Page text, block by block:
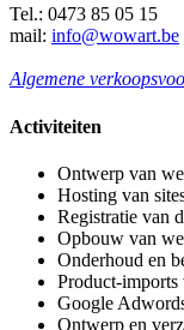
Tel.: 0473 85 05 15
mail: info@wowart.be
Algemene
Activiteiten
Ontwerp van
Hosting van
Registratie van
Opbouw van
Onderhoud en
Product-
Google
Ontwerp en